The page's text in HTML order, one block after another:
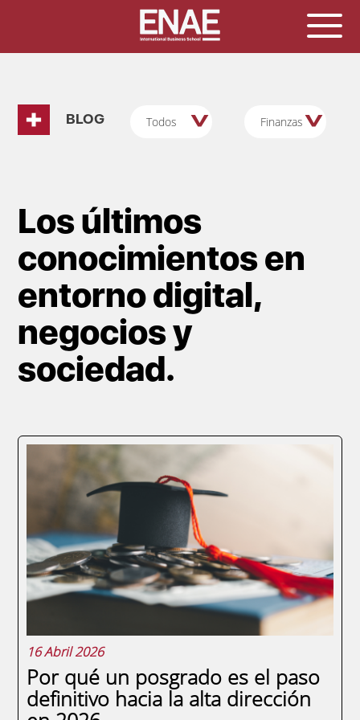
BLOG Todos Finanzas
Los últimos
conocimientos en
entorno digital,
negocios y
sociedad.
16 Abril 2026
Por qué un posgrado es el paso
definitivo hacia la alta dirección
Paginación